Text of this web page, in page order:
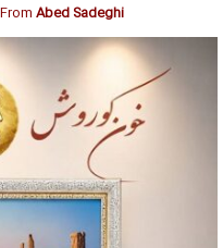
From Abed Sadeghi